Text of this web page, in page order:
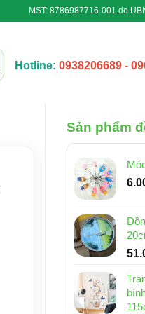
MST: 8786987716-001 do
Hotline: 0938206689 -
Sản phẩm